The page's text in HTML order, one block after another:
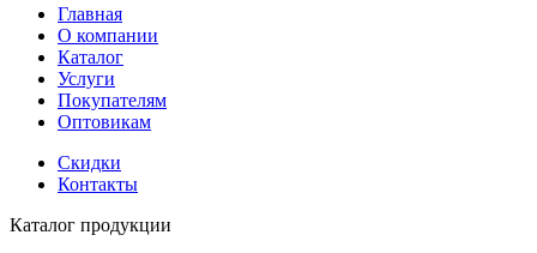
Главная
О компании
Каталог
Услуги
Покупателям
Оптовикам
Скидки
Контакты
Каталог продукции